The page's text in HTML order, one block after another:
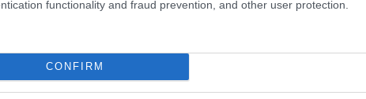
functionality and fraud prevention, and other user protection.
CONFIRM